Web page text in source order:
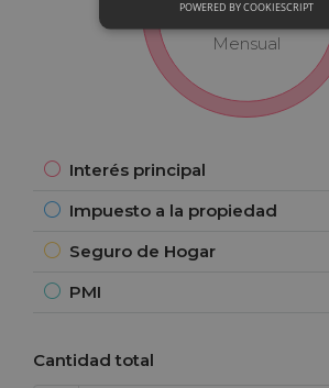
20.078,33€
Mensual
Interés principal
Impuesto a la propiedad
Seguro de Hogar
PMI
Cantidad total
POWERED BY COOKIESCRIPT